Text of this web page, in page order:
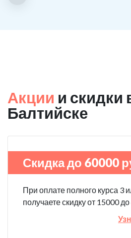
Акции и скидки
Балтийске
Скидка до 60000
При оплате полного курса 3
получаете скидку от 15000